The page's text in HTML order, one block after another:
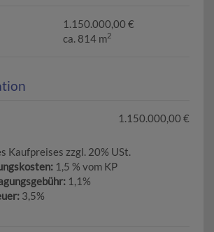
1.150.000,00 €
ca. 814 m2
1.150.000,00 €
Kaufpreises zzgl. 20% USt.
1,5 % vom KP
1,1%
3,5%